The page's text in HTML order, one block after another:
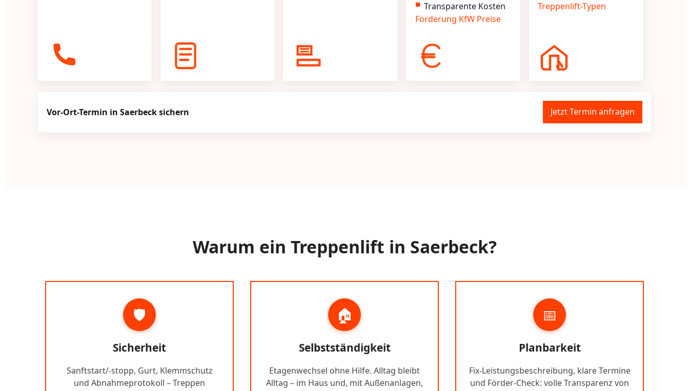
Transparente Kosten
Förderung KfW Preise
Treppenlift-Typen
Vor-Ort-Termin in Saerbeck sichern Jetzt Termin anfragen
Warum ein Treppenlift in Saerbeck?
🛡️
Sicherheit
Sanftstart/-stopp, Gurt, Klemmschutz
und Abnahmeprotokoll – Treppen
🏠
Selbstständigkeit
Etagenwechsel ohne Hilfe. Alltag bleibt
Alltag – im Haus und, mit Außenanlagen,
📅
Planbarkeit
Fix-Leistungsbeschreibung, klare Termine
und Förder-Check: volle Transparenz von